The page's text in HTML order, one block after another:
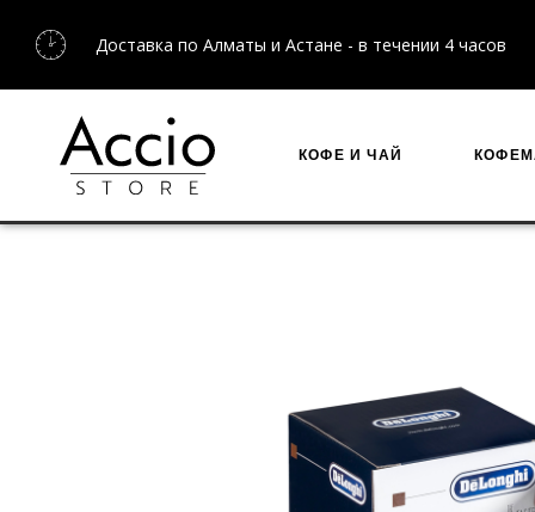
Доставка по Алматы и Астане - в течении 4 часов
КОФЕ И ЧАЙ